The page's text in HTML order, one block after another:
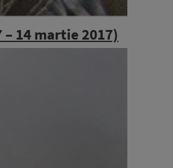
14 martie 2017)